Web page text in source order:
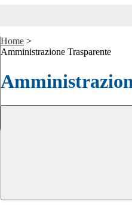
Home >
Amministrazione Trasparente